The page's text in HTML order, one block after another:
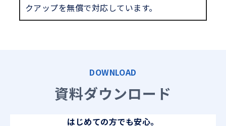
クアップを無償で対応しています。
DOWNLOAD
資料ダウンロード
はじめての方でも安心。